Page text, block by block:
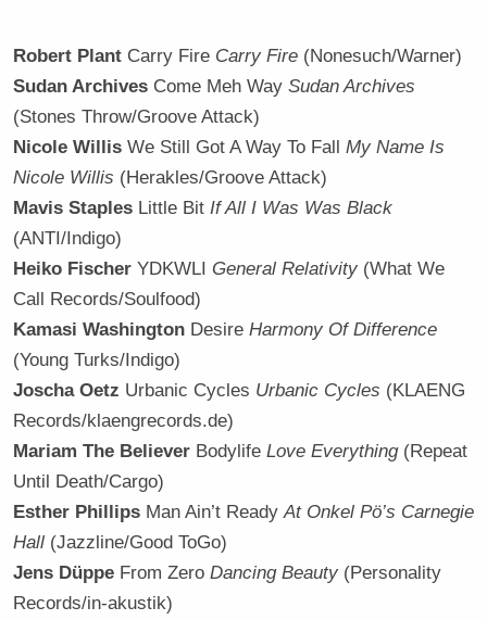
Robert Plant Carry Fire Carry Fire (Nonesuch/Warner)
Sudan Archives Come Meh WaySudan Archives
(Stones Throw/Groove Attack)
Nicole Willis We Still Got A Way To FallMy Name Is
Nicole Willis (Herakles/Groove Attack)
Mavis Staples Little Bit If All I Was Was Black
(ANTI/Indigo)
Heiko Fischer YDKWLI General Relativity (What We
Call Records/Soulfood)
Kamasi Washington DesireHarmony Of Difference
(Young Turks/Indigo)
Joscha Oetz Urbanic Cycles Urbanic Cycles (KLAENG
Records/klaengrecords.de)
Mariam The Believer BodylifeLove Everything(Repeat
Until Death/Cargo)
Esther Phillips Man Ain’t ReadyAt Onkel Pö’s Carnegie
Hall (Jazzline/Good ToGo)
Jens Düppe From ZeroDancing Beauty (Personality
Records/in-akustik)